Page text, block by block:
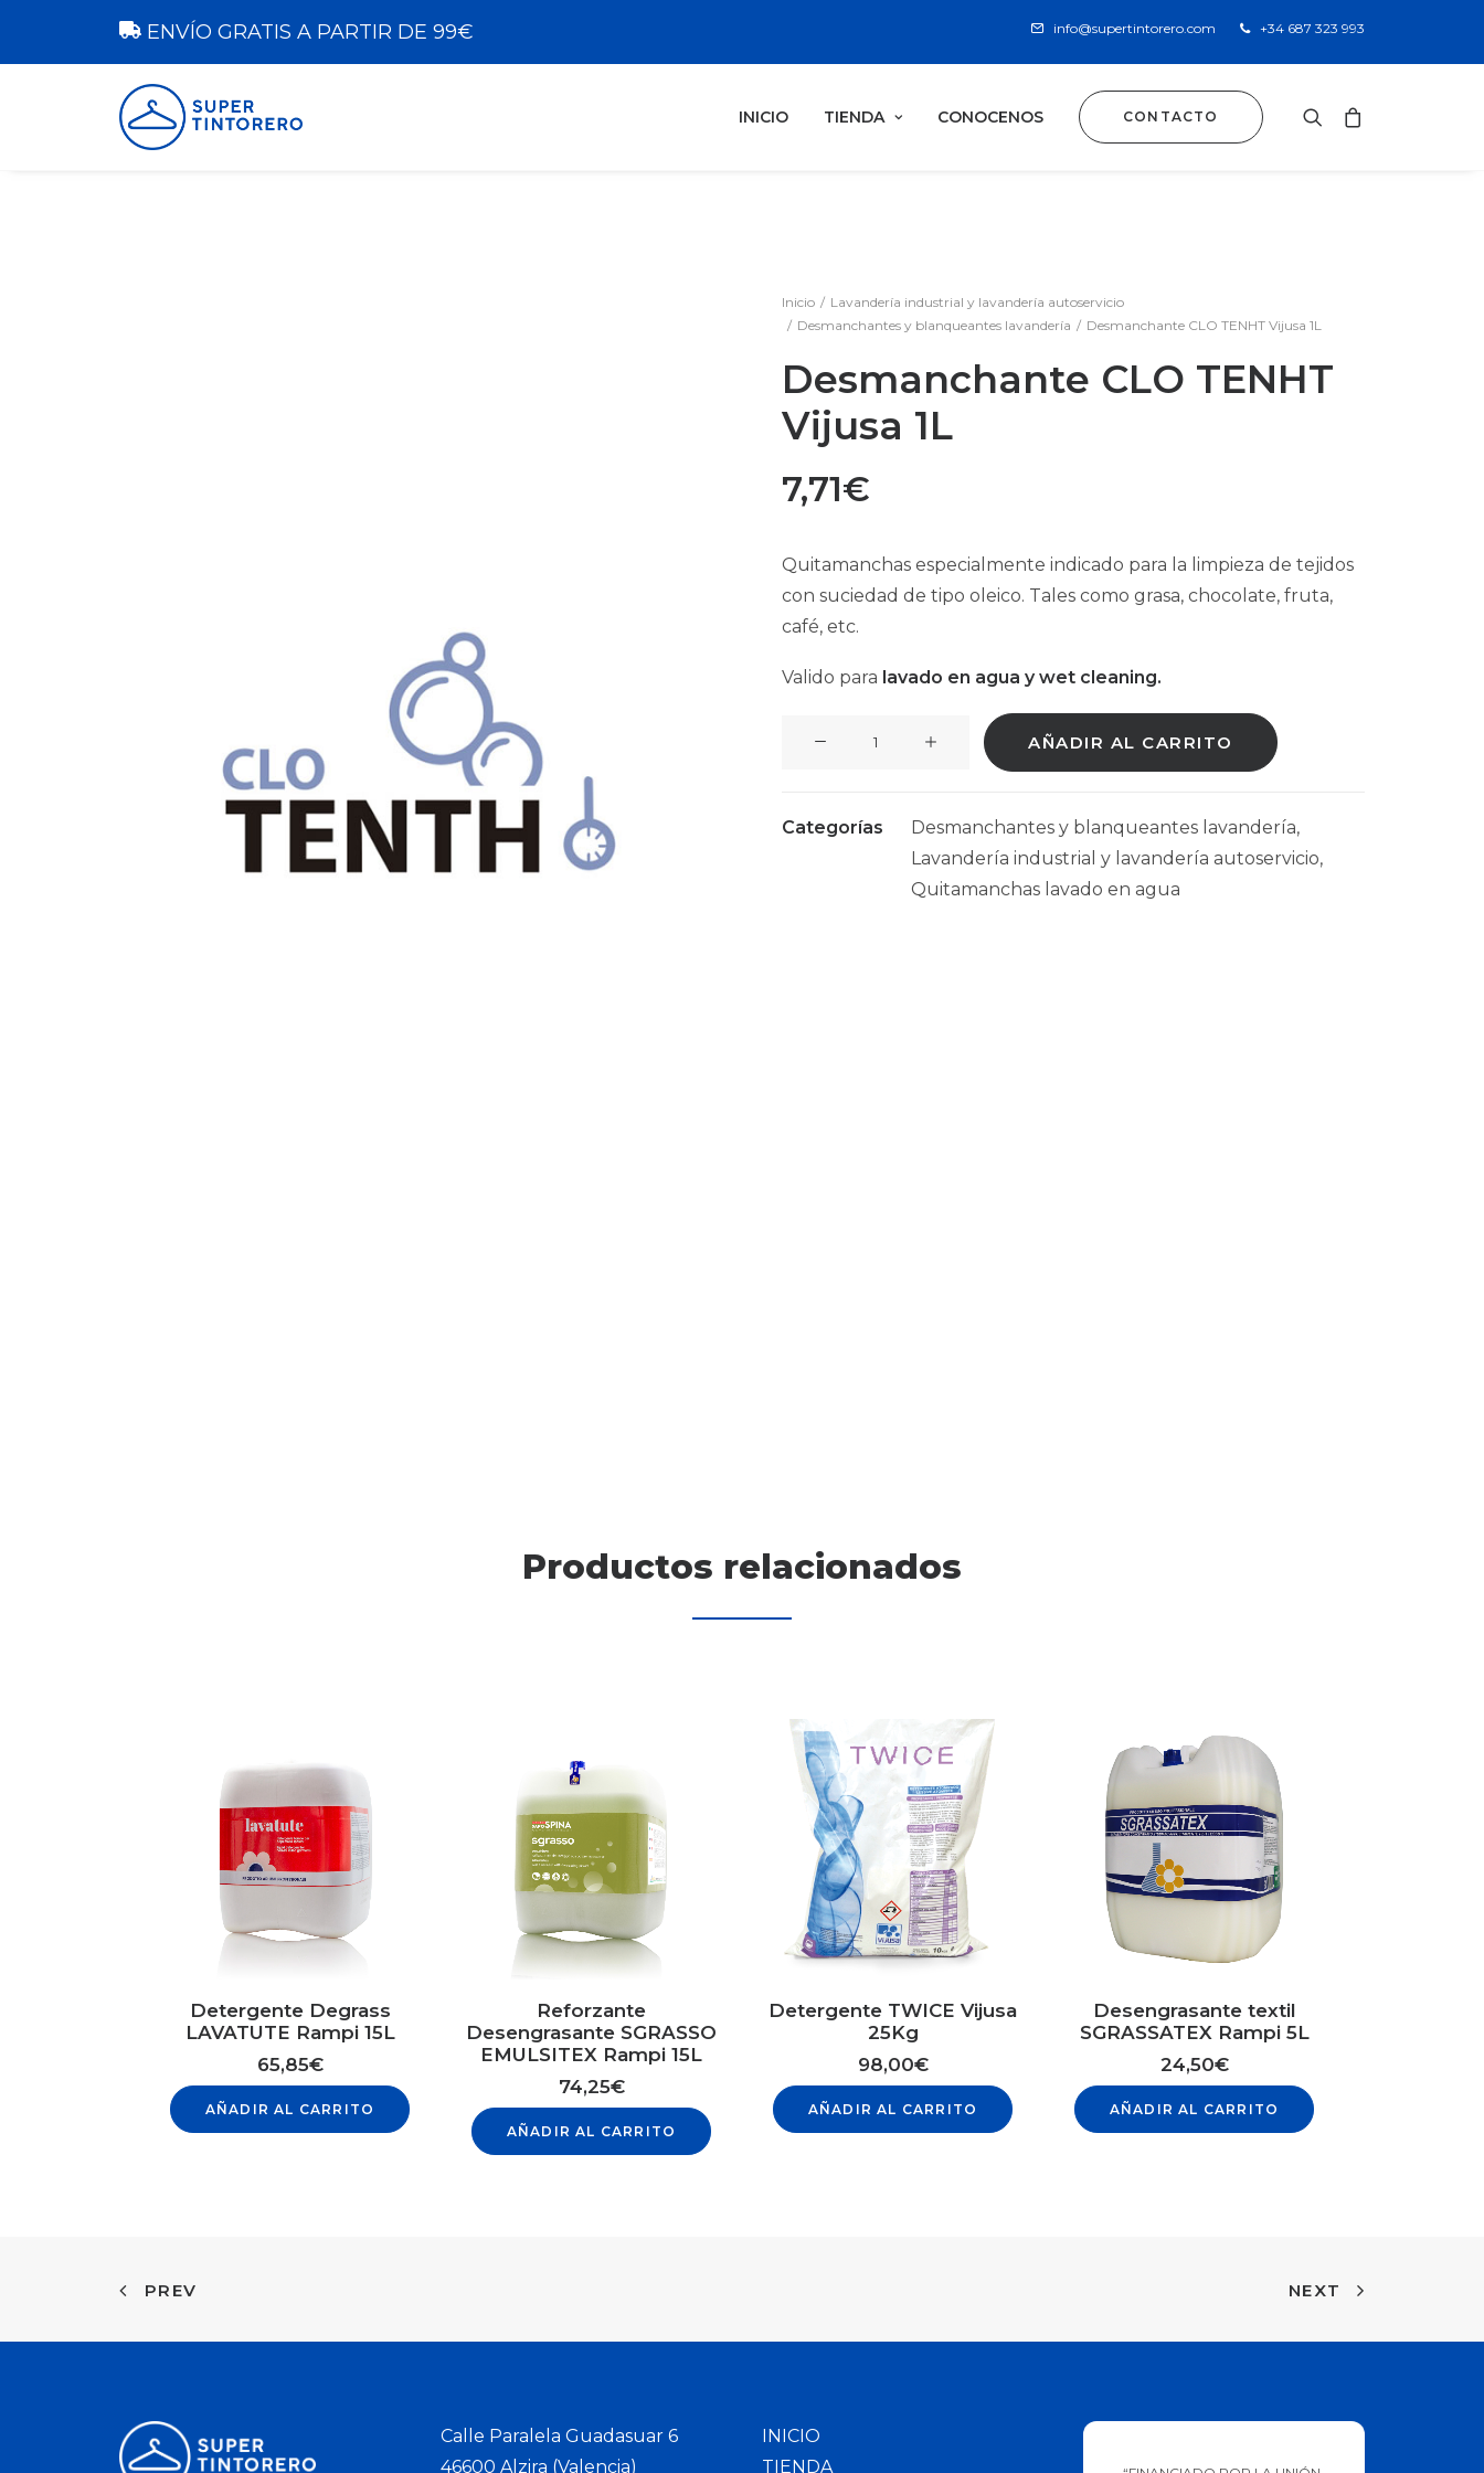
ENVÍO GRATIS A PARTIR DE 99€ info@supertintorero.com +34 687 323 993
INICIO TIENDA CONOCENOS CONTACTO
Inicio
Lavandería industrial y lavandería autoservicio
Desmanchantes y blanqueantes lavandería
Desmanchante CLO TENHT Vijusa 1L
Desmanchante CLO TENHT
Vijusa 1L
7,71€
Quitamanchas especialmente indicado para la limpieza de tejidos
con suciedad de tipo oleico. Tales como grasa, chocolate, fruta,
café, etc.
Valido para lavado en agua y wet cleaning.
Vijusa
AÑADIR AL CARRITO
Categorías Desmanchantes y blanqueantes lavandería,
Lavandería industrial y lavandería autoservicio,
Quitamanchas lavado en agua
Productos relacionados
Detergente Degrass
LAVATUTE Rampi 15L
65,85€
AÑADIR AL CARRITO
Reforzante
Desengrasante SGRASSO
EMULSITEX Rampi 15L
74,25€
AÑADIR AL CARRITO
Detergente TWICE Vijusa
25Kg
98,00€
AÑADIR AL CARRITO
Desengrasante textil
SGRASSATEX Rampi 5L
24,50€
AÑADIR AL CARRITO
PREV NEXT
Calle Paralela Guadasuar 6
46600 Alzira (Valencia)
INICIO
TIENDA